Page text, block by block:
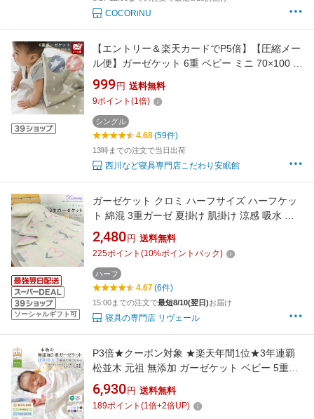
COCORiNU
【エントリー＆楽天カードでP5倍】【圧縮メー
ル便】ガーゼケット 6重 ベビー ミニ 70×100 綿
100％ 6重ガーゼ ブランケット お昼寝ケット ガ
ーゼ お昼寝 ケット キッズ 子ども 入園祝い 保
育園 春 夏 秋 冬 出産準備 星柄 ことり スター
コンパクト リバーシブル モノトーン
999 円 送料無料
9ポイント (1倍)
シングル
4.68(59件)
13時までの注文で当日出荷
西川など寝具専門店こだわり安眠館
ソーシャルギフト可
ガーゼケット クロミ ハーフサイズ ハーフケッ
ト 綿混 3重ガーゼ 夏掛け 肌掛け 涼感 吸水 通
気性 洗える タオルケット 寝具 布団 肌掛け布団
掛け布団 カジュアル コットン オールシーズン
かわいい サンリオ クロミちゃん ギフト 夏用 新
生活 キャンプ 95×140cm 送料無料
2,480 円 送料無料
225ポイント (10%ポイントバック)
ハーフ
4.67(6件)
15:00までの注文で最短8/10(翌日)お届け
寝具の専門店 リヴェール
P3倍★クーポン対象 ★楽天年間1位★3年連覇
松並木 元祖 無添加 ガーゼケット ベビー 5重日
本製 綿100% 85×115 全10種類 汗を0秒吸水 さ
らふわ 夏 冬 年中快眠 敏感肌 赤ちゃんも安心
ヌーディコットン(R) 本物ガーゼ織物 エコテッ
6,930 円 送料無料
189ポイント (1倍+2倍UP)